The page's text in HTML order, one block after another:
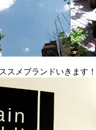
スメブランドいきます！